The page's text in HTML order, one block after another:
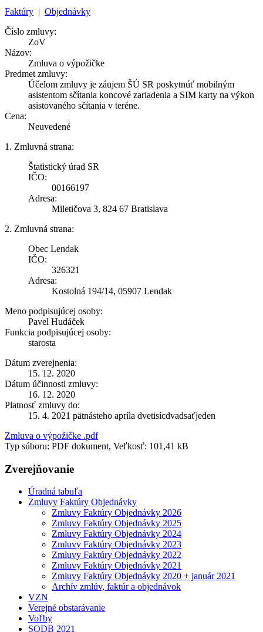
Faktúry | Objednávky
Číslo zmluvy:
ZoV
Názov:
Zmluva o výpožičke
Predmet zmluvy:
Účelom zmluvy je záujem ŠÚ SR poskytnúť mobilným
asistentom sčítania koncové zariadenia a SIM karty na výkon
asistovaného sčítania v teréne.
Cena:
Neuvedené
1. Zmluvná strana:
Štatistický úrad SR
IČO:
00166197
Adresa:
Miletičova 3, 824 67 Bratislava
2. Zmluvná strana:
Obec Lendak
IČO:
326321
Adresa:
Kostolná 194/14, 05907 Lendak
Meno podpisujúcej osoby:
Pavel Hudáček
Funkcia podpisujúcej osoby:
starosta
Dátum zverejnenia:
15. 12. 2020
Dátum účinnosti zmluvy:
16. 12. 2020
Platnosť zmluvy do:
15. 4. 2021 pätnásteho apríla dvetisícdvadsaťjeden
Zmluva o výpožičke .pdf
Typ súboru: PDF dokument, Veľkosť: 101,41 kB
Zverejňovanie
Úradná tabuľa
Zmluvy Faktúry Objednávky
Zmluvy Faktúry Objednávky 2026
Zmluvy Faktúry Objednávky 2025
Zmluvy Faktúry Objednávky 2024
Zmluvy Faktúry Objednávky 2023
Zmluvy Faktúry Objednávky 2022
Zmluvy Faktúry Objednávky 2021
Zmluvy Faktúry Objednávky 2020 + január 2021
Archív zmlúv, faktúr a objednávok
VZN
Verejné obstarávanie
Voľby
SODB 2021